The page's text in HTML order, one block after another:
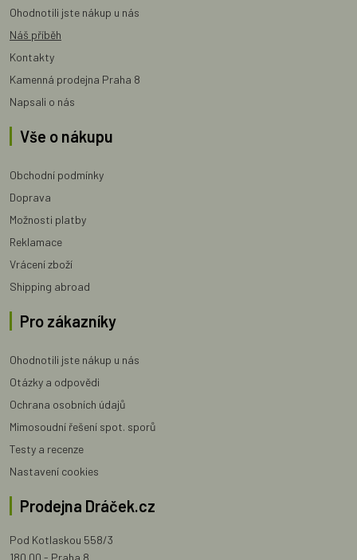
Ohodnotili jste nákup u nás
Náš příběh
Kontakty
Kamenná prodejna Praha 8
Napsali o nás
Vše o nákupu
Obchodní podmínky
Doprava
Možnosti platby
Reklamace
Vrácení zboží
Shipping abroad
Pro zákazníky
Ohodnotili jste nákup u nás
Otázky a odpovědi
Ochrana osobních údajů
Mimosoudní řešení spot. sporů
Testy a recenze
Nastavení cookies
Prodejna Dráček.cz
Pod Kotlaskou 558/3